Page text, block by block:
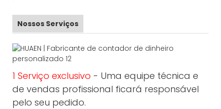
Nossos Serviços
1 Serviço exclusivo - Uma equipe técnica e
de vendas profissional ficará responsável
pelo seu pedido.